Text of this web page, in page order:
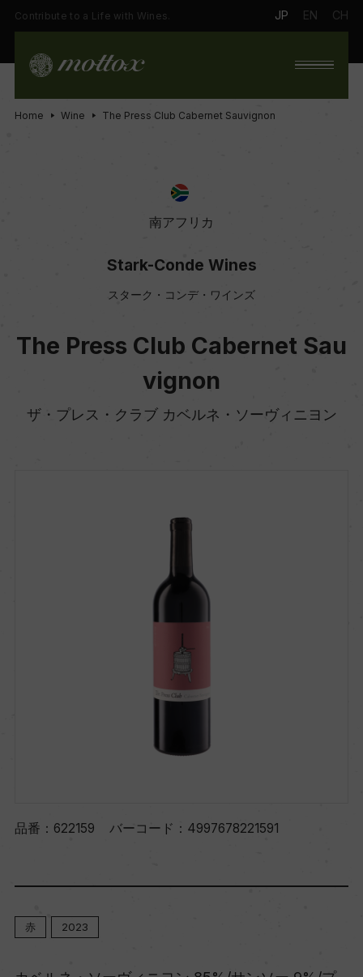
Contribute to a Life with Wines. JP EN CH
Home Wine The Press Club Cabernet Sauvignon
南アフリカ
Stark-Conde Wines
スターク・コンデ・ワインズ
The Press Club Cabernet Sau
vignon
ザ・プレス・クラブ カベルネ・ソーヴィニヨン
品番： 622159 バーコード： 4997678221591
赤 2023